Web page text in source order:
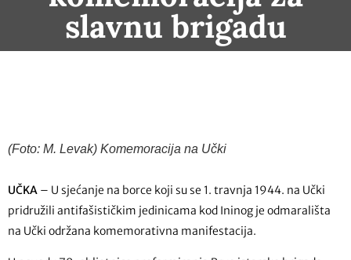
slavnu brigadu
(Foto: M. Levak) Komemoracija na Učki
UČKA – U sjećanje na borce koji su se 1. travnja 1944. na Učki
pridružili antifašističkim jedinicama kod Ininog je odmarališta
na Učki održana komemorativna manifestacija.